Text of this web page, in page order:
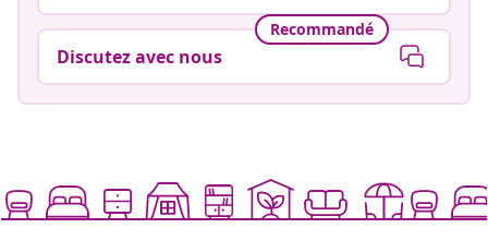
Recommandé
Discutez avec nous